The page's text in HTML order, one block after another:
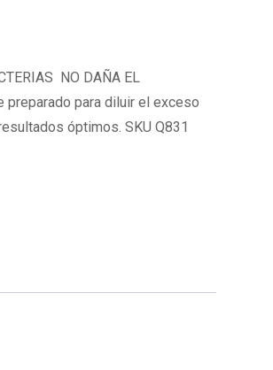
NO DAÑA EL
para diluir el exceso
óptimos. SKU Q831